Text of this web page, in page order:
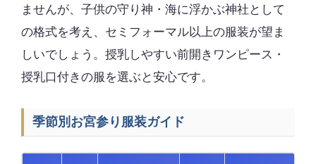
ませんが、子供の守り神・海に浮かぶ神社として
の格式を考え、セミフォーマル以上の服装が望ま
しいでしょう。授乳しやすい前開きワンピース・
授乳口付きの服を選ぶと安心です。
季節別お宮参り服装ガイド